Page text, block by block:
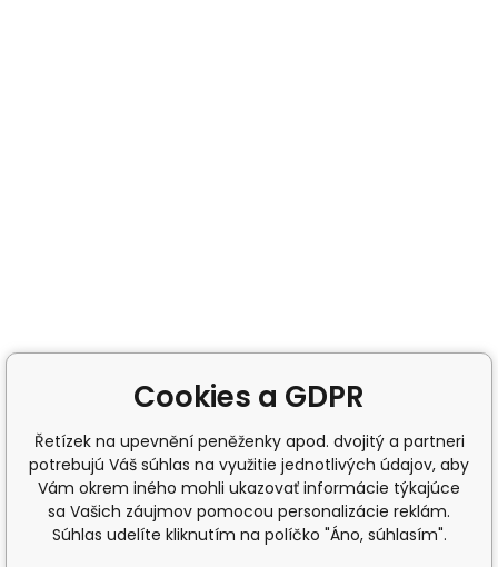
Cookies a GDPR
Řetízek na upevnění peněženky apod. dvojitý a partneri
potrebujú Váš súhlas na využitie jednotlivých údajov, aby
Vám okrem iného mohli ukazovať informácie týkajúce
sa Vašich záujmov pomocou personalizácie reklám.
Súhlas udelíte kliknutím na políčko "Áno, súhlasím".